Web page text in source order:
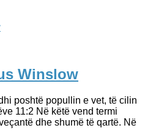
Winslow
poshtë popullin e vet, të cilin
11:2 Në këtë vend termi
dhe shumë të qartë. Në